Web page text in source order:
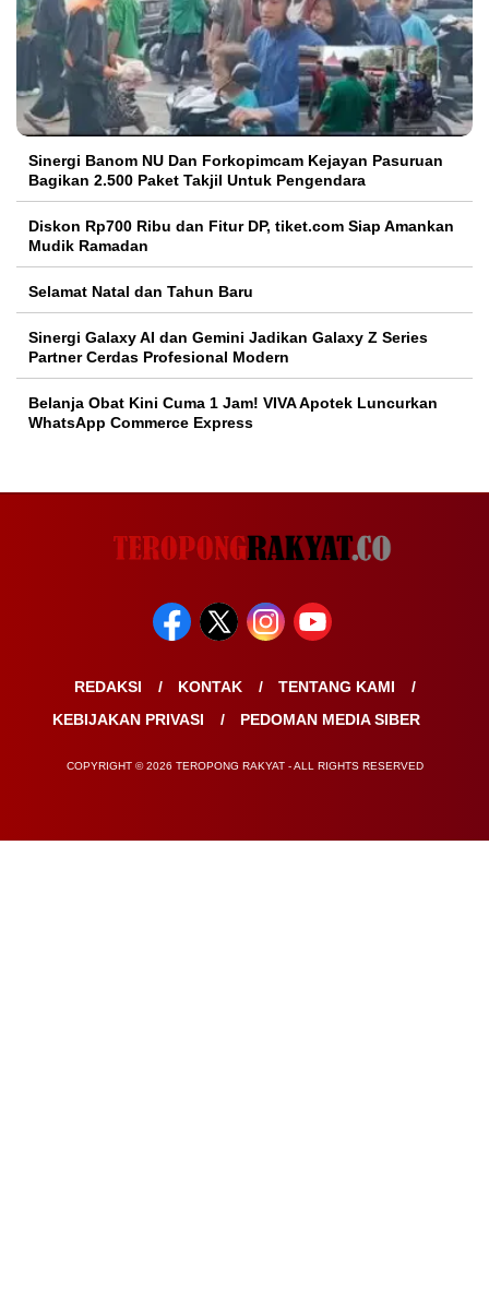
Sinergi Banom NU Dan Forkopimcam Kejayan Pasuruan
Bagikan 2.500 Paket Takjil Untuk Pengendara
Diskon Rp700 Ribu dan Fitur DP, tiket.com Siap Amankan
Mudik Ramadan
Selamat Natal dan Tahun Baru
Sinergi Galaxy AI dan Gemini Jadikan Galaxy Z Series
Partner Cerdas Profesional Modern
Belanja Obat Kini Cuma 1 Jam! VIVA Apotek Luncurkan
WhatsApp Commerce Express
REDAKSI KONTAK
TENTANG KAMI
KEBIJAKAN PRIVASI
PEDOMAN MEDIA SIBER
COPYRIGHT © 2026 TEROPONG RAKYAT - ALL RIGHTS RESERVED